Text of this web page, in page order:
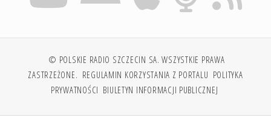
© POLSKIE RADIO SZCZECIN SA. WSZYSTKIE PRAWA
ZASTRZEŻONE. REGULAMIN KORZYSTANIA Z PORTALU POLITYKA
PRYWATNOŚCI BIULETYN INFORMACJI PUBLICZNEJ